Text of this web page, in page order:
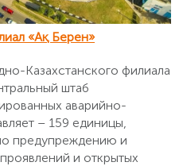
«Ақ Берен»
Казахстанского филиала
штаб
аварийно-
– 159 единицы,
предупреждению и
и открытых